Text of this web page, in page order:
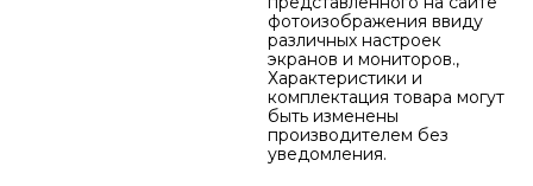
фотоизображения ввиду
различных настроек
экранов и мониторов.,
Характеристики и
комплектация товара могут
быть изменены
производителем без
уведомления.